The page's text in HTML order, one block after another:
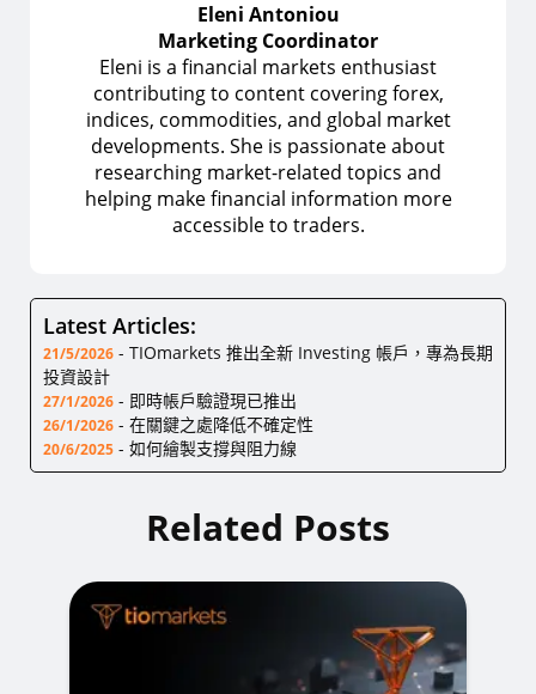
Eleni Antoniou
Marketing Coordinator
Eleni is a financial markets enthusiast
contributing to content covering forex,
indices, commodities, and global market
developments. She is passionate about
researching market-related topics and
helping make financial information more
accessible to traders.
Latest Articles:
21/5/2026 - TIOmarkets 推出全新 Investing 帳戶，專為長期
投資設計
27/1/2026 - 即時帳戶驗證現已推出
26/1/2026 - 在關鍵之處降低不確定性
20/6/2025 - 如何繪製支撐與阻力線
Related Posts